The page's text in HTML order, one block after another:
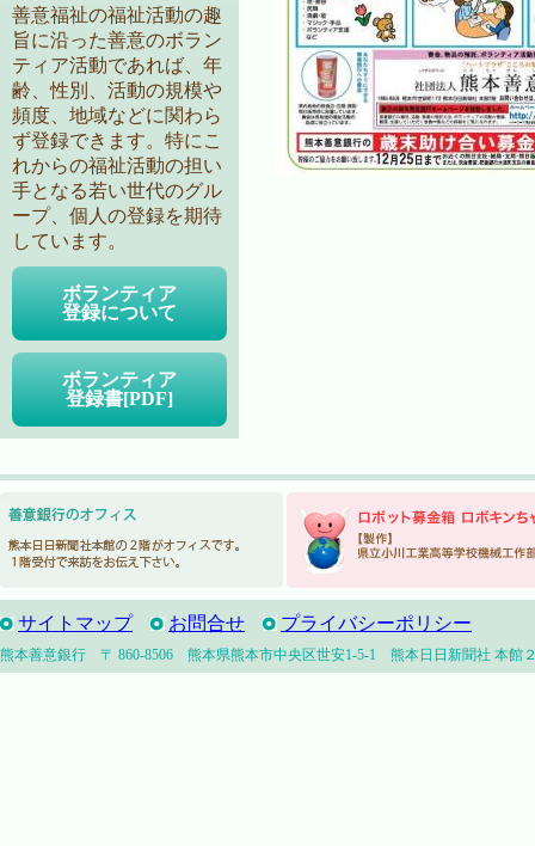
善意福祉の福祉活動の趣
旨に沿った善意のボラン
ティア活動であれば、年
齢、性別、活動の規模や
頻度、地域などに関わら
ず登録できます。特にこ
れからの福祉活動の担い
手となる若い世代のグル
ープ、個人の登録を期待
しています。
ボランティア
登録について
ボランティア
登録書[PDF]
サイトマップ お問合せ プライバシーポリシー
熊本善意銀行 〒 860-8506 熊本県熊本市中央区世安1-5-1 熊本日日新聞社 本館